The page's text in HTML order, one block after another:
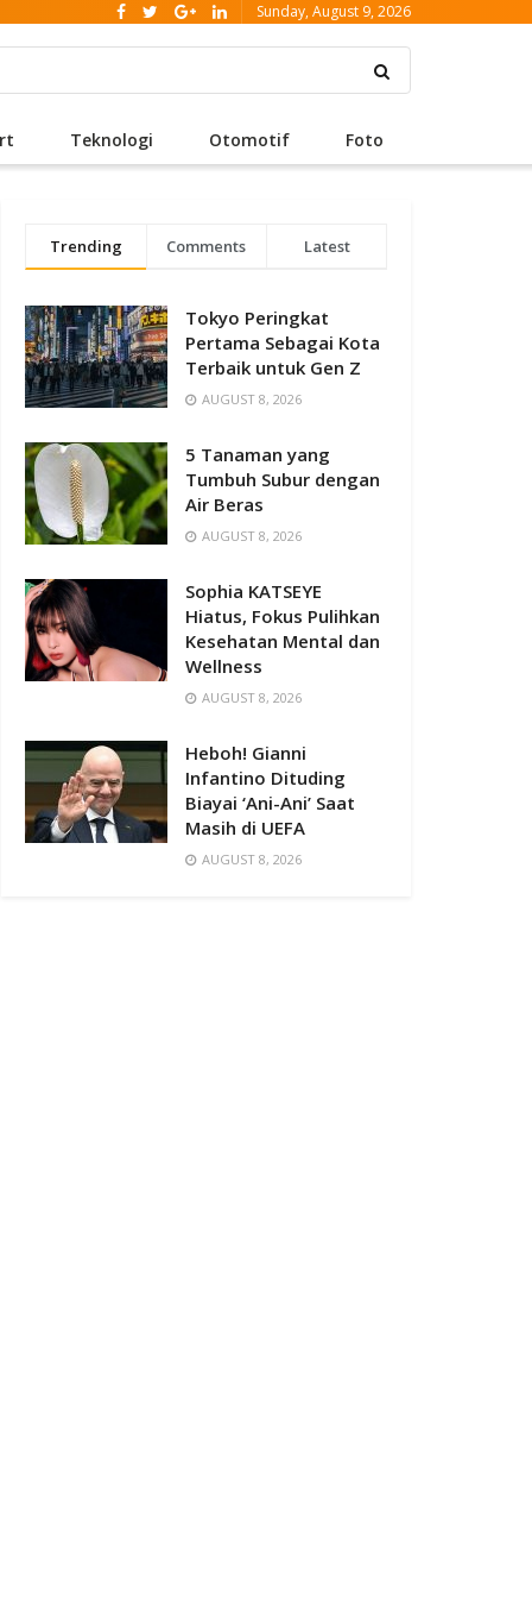
Sunday, August 9, 2026
Teknologi Otomotif Foto
Trending Comments Latest
Tokyo Peringkat
Pertama Sebagai Kota
Terbaik untuk Gen Z
AUGUST 8, 2026
5 Tanaman yang
Tumbuh Subur dengan
Air Beras
AUGUST 8, 2026
Sophia KATSEYE
Hiatus, Fokus Pulihkan
Kesehatan Mental dan
Wellness
AUGUST 8, 2026
Heboh! Gianni
Infantino Dituding
Biayai ‘Ani-Ani’ Saat
Masih di UEFA
AUGUST 8, 2026